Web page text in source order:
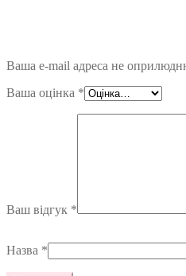
Ваша e-mail адреса не
Ваша оцінка *
Ваш відгук *
Назва *